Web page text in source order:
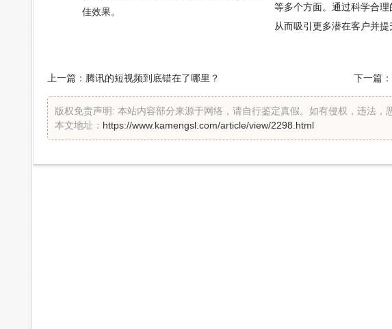
佳效果。
等多个方面。通过科学合
从而吸引更多潜在客户并提
上一篇： 腾讯的短视频到底错在了哪里？ 下一篇：
版权免责声明: 本站内容部分来源于网络，请自行鉴定真假。如有侵权，违法，
本文地址： https://www.kamengsl.com/article/view/2298.html